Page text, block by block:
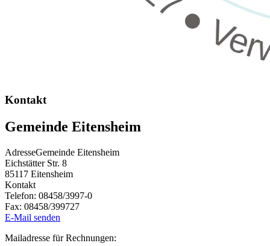
Kontakt
Gemeinde Eitensheim
AdresseGemeinde Eitensheim
Eichstätter Str. 8
85117 Eitensheim
Kontakt
Telefon: 08458/3997-0
Fax: 08458/399727
E-Mail senden
Mailadresse für Rechnungen: